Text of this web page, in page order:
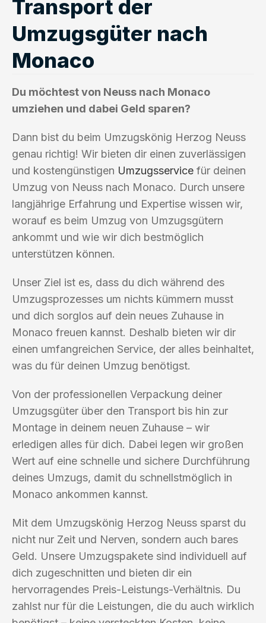
Transport der
Umzugsgüter nach
Monaco
Du möchtest von Neuss nach Monaco
umziehen und dabei Geld sparen?
Dann bist du beim Umzugskönig Herzog Neuss
genau richtig! Wir bieten dir einen zuverlässigen
und kostengünstigen Umzugsservice für deinen
Umzug von Neuss nach Monaco. Durch unsere
langjährige Erfahrung und Expertise wissen wir,
worauf es beim Umzug von Umzugsgütern
ankommt und wie wir dich bestmöglich
unterstützen können.
Unser Ziel ist es, dass du dich während des
Umzugsprozesses um nichts kümmern musst
und dich sorglos auf dein neues Zuhause in
Monaco freuen kannst. Deshalb bieten wir dir
einen umfangreichen Service, der alles beinhaltet,
was du für deinen Umzug benötigst.
Von der professionellen Verpackung deiner
Umzugsgüter über den Transport bis hin zur
Montage in deinem neuen Zuhause – wir
erledigen alles für dich. Dabei legen wir großen
Wert auf eine schnelle und sichere Durchführung
deines Umzugs, damit du schnellstmöglich in
Monaco ankommen kannst.
Mit dem Umzugskönig Herzog Neuss sparst du
nicht nur Zeit und Nerven, sondern auch bares
Geld. Unsere Umzugspakete sind individuell auf
dich zugeschnitten und bieten dir ein
hervorragendes Preis-Leistungs-Verhältnis. Du
zahlst nur für die Leistungen, die du auch wirklich